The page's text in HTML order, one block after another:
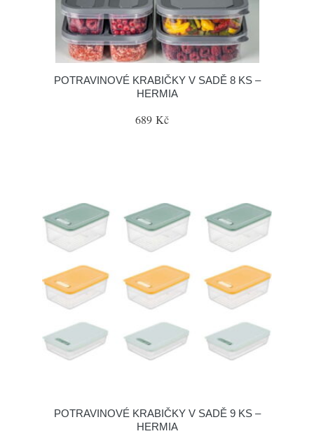
POTRAVINOVÉ KRABIČKY V SADĚ 8 KS –
HERMIA
689 Kč
POTRAVINOVÉ KRABIČKY V SADĚ 9 KS –
HERMIA